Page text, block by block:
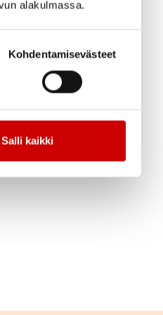
alakulmassa.
Kohdentamisevästeet
Salli kaikki
Jaa Linkedin
Jaa Email
oikeista
klo 10.00.